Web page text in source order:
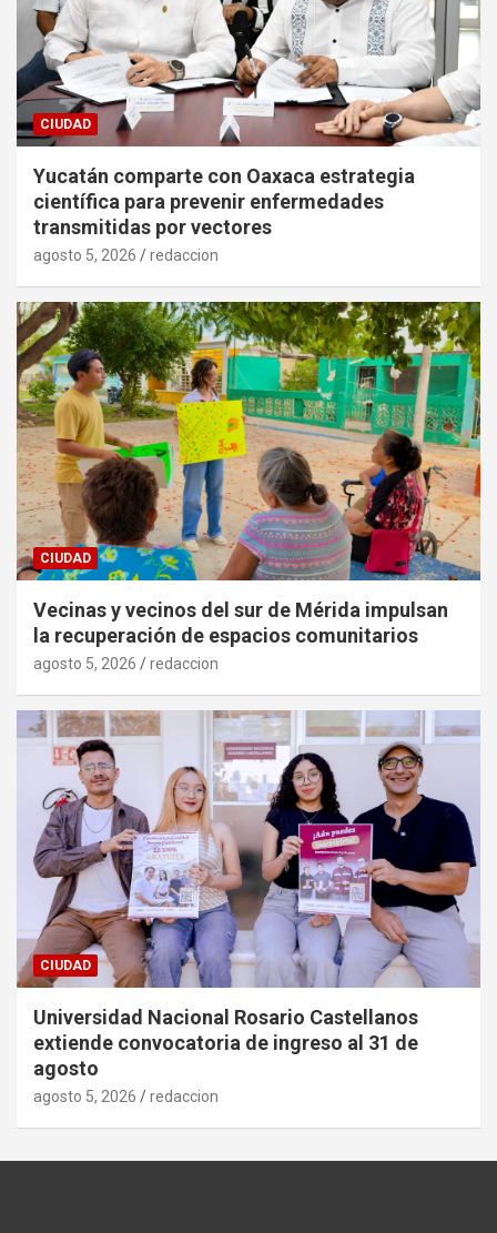
CIUDAD
Yucatán comparte con Oaxaca estrategia
científica para prevenir enfermedades
transmitidas por vectores
agosto 5, 2026 redaccion
CIUDAD
Vecinas y vecinos del sur de Mérida impulsan
la recuperación de espacios comunitarios
agosto 5, 2026 redaccion
CIUDAD
Universidad Nacional Rosario Castellanos
extiende convocatoria de ingreso al 31 de
agosto
agosto 5, 2026 redaccion